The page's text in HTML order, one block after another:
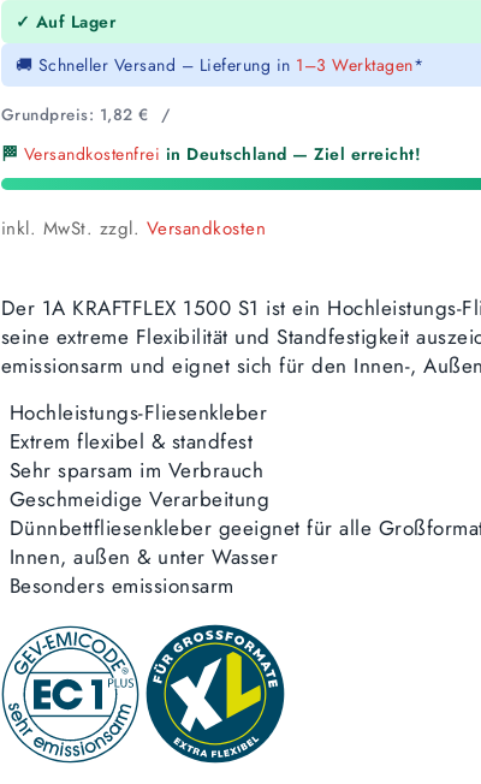
✓ Auf Lager
🚚 Schneller Versand – Lieferung in 1–3 Werktagen*
Grundpreis: 1,82€ /
🏁 Versandkostenfrei in Deutschland — Ziel erreicht!
inkl. MwSt. zzgl. Versandkosten
Der 1A KRAFTFLEX 1500 S1 ist ein Hochleistungs-
seine extreme Flexibilität und Standfestigkeit
emissionsarm und eignet sich für den Innen-,
Hochleistungs-Fliesenkleber
Extrem flexibel & standfest
Sehr sparsam im Verbrauch
Geschmeidige Verarbeitung
Dünnbettfliesenkleber geeignet für alle
Innen, außen & unter Wasser
Besonders emissionsarm